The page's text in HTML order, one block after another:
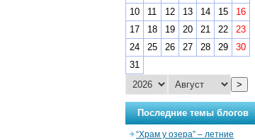
10
11 12 13 14 15
16
17
18 19 20 21 22
23
24
25 26 27 28 29
30
31
>
Последние темы блогов
“Храм у озера” – летние